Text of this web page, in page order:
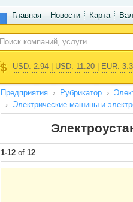
Главная Новости Карта
USD: 2.94 | USD: 11.20 | EUR:
Предприятия Рубрикатор
Электрические машины и
1-12 of 12